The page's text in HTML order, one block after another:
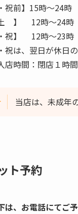
祝前】15時〜24時
】 12時〜24時
・祝】 12時〜23時
祝は、翌日が休日
店時間：閉店１時
当店は、未成年
ト予約
は、お電話にてご